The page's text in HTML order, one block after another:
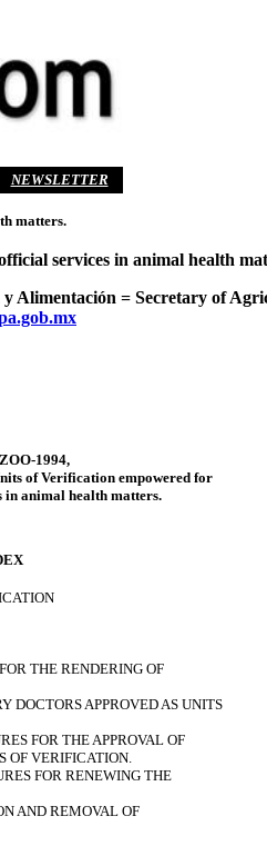
NEWSLETTER
matters.
services in animal health
Alimentación = Secretary of
1994,
of Verification empowered for
animal health matters.
THE RENDERING OF
DOCTORS APPROVED AS UNITS
FOR THE APPROVAL OF
OF VERIFICATION.
FOR RENEWING THE
AND REMOVAL OF